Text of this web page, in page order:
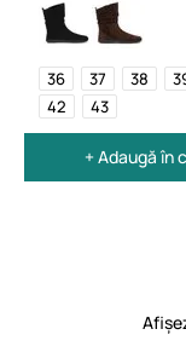
36 37 38
42
43
+ Adaugă în